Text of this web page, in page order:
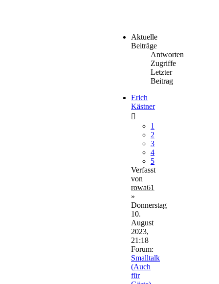
Aktuelle
Beiträge
Antworten
Zugriffe
Letzter
Beitrag
Erich
Kästner
1
2
3
4
5
Verfasst
von
rowa61
»
Donnerstag
10.
August
2023,
21:18
Forum:
Smalltalk
(Auch
für